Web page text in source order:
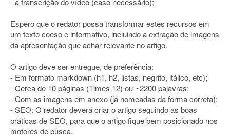
Espero que o redator possa transformar estes recursos em
um texto coeso e informativo, incluindo a extração de imagens
da apresentação que achar relevante no artigo.
O artigo deve ser entregue, de preferência:
- Em formato markdown (h1, h2, listas, negrito, itálico, etc);
- Cerca de 10 páginas (Times 12) ou ~2200 palavras;
- Com as imagens em anexo (já nomeadas da forma correta);
- SEO: O redator deverá criar o artigo seguindo as boas
práticas de SEO, para que o artigo fique bem posicionado nos
motores de busca.